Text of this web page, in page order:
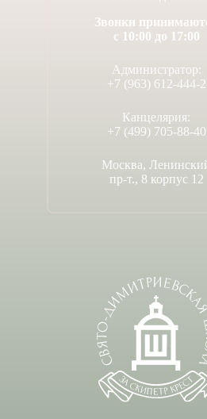
Звонки
с 10:00 до 17:00
Администратор:
+7 (963) 612-444-2
Канцелярия:
+7 (499) 705-88-40
Москва,
пр-т., 8 корпус 12